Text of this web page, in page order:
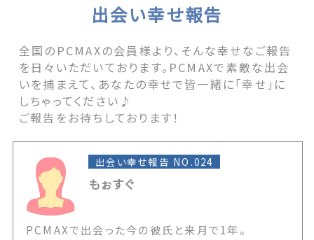
出会い幸せ報告
全国のPCMAXの会員様より、そんな幸せなご報告
を日々いただいております。PCMAXで素敵な出会
いを捕まえて、あなたの幸せで皆一緒に「幸せ」に
しちゃってください♪
ご報告をお待ちしております！
出会い幸せ報告 NO.024
もぉすぐ
PCMAXで出会った今の彼氏と来月で1年。